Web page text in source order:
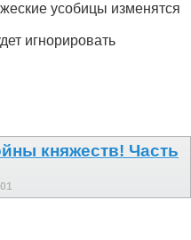
усобицы изменятся
игнорировать
княжеств! Часть